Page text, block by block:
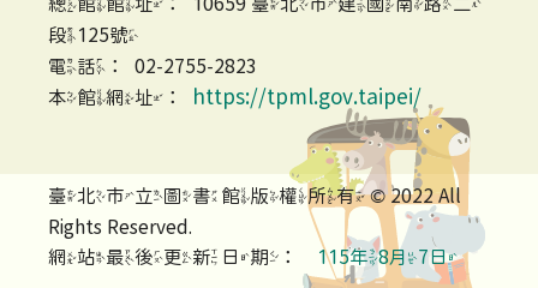
段125號
電話：02-2755-2823
本館網址：
https://tpml.gov.taipei/
臺北市立圖書館版權所有 © 2022 All
Rights Reserved.
網站最後更新日期：
115年8月7日